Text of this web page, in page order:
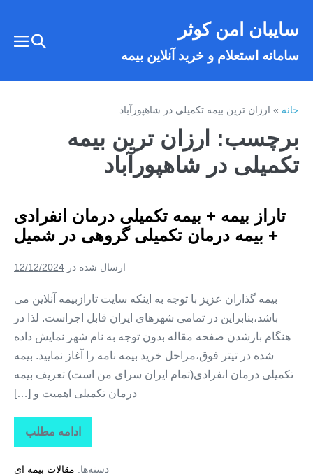
سایبان امن کوثر
سامانه استعلام و خرید آنلاین بیمه
تغییر
خانه»ارزان ترین بیمه تکمیلی در شاهپورآباد
برچسب: ارزان ترین بیمه
تکمیلی در شاهپورآباد
تاراز بیمه + بیمه تکمیلی درمان انفرادی
+ بیمه درمان تکمیلی گروهی در شمیل
ارسال شده در 12/12/2024
بیمه گذاران عزیز با توجه به اینکه سایت تارازبیمه آنلاین می
باشد،بنابراین در تمامی شهرهای ایران قابل اجراست. لذا در
هنگام بازشدن صفحه مقاله بدون توجه به نام شهر نمایش داده
شده در تیتر فوق،مراحل خرید بیمه نامه را آغاز نمایید. بیمه
تکمیلی درمان انفرادی(تمام ایران سرای من است) تعریف بیمه
درمان تکمیلی اهمیت و […]
ادامه مطلب
تاراز
بیمه
بیمه
دسته‌ها: مقالات بیمه ای